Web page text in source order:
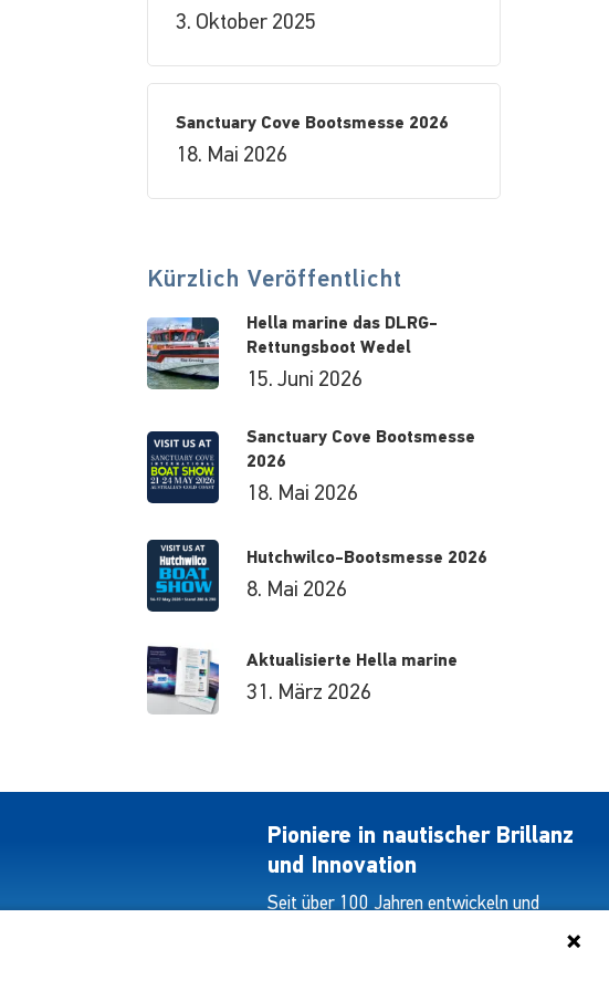
3. Oktober 2025
Sanctuary Cove Bootsmesse 2026
18. Mai 2026
Kürzlich Veröffentlicht
Hella marine das DLRG-
Rettungsboot Wedel
15. Juni 2026
Sanctuary Cove Bootsmesse
2026
18. Mai 2026
Hutchwilco-Bootsmesse 2026
8. Mai 2026
Aktualisierte Hella marine
31. März 2026
Pioniere in nautischer Brillanz
und Innovation
Seit über 100 Jahren entwickeln und